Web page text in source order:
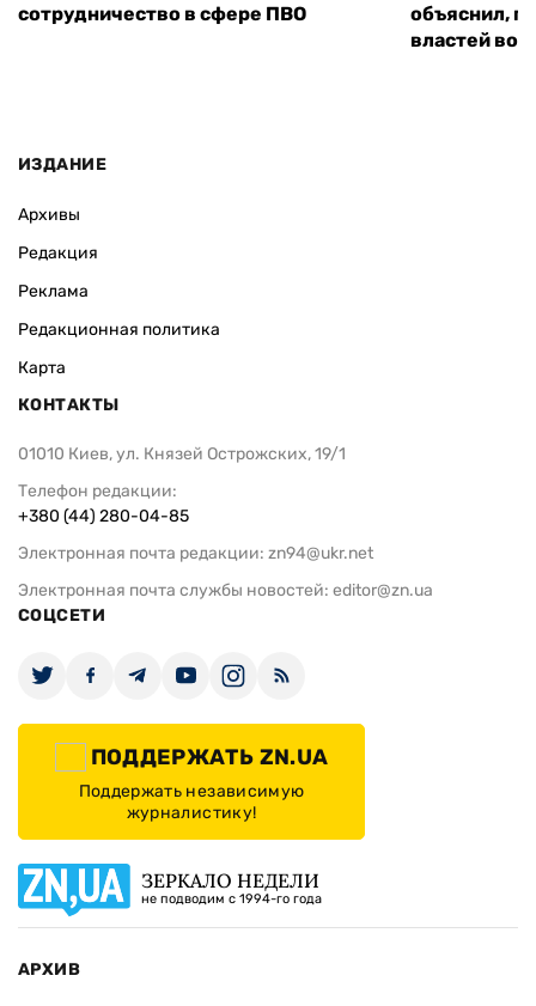
сотрудничество в сфере ПВО
объяснил,
властей
ИЗДАНИЕ
Архивы
Редакция
Реклама
Редакционная политика
Карта
КОНТАКТЫ
01010 Киев, ул. Князей Острожских, 19/1
Телефон редакции:
+380 (44) 280-04-85
Электронная почта редакции: zn94@ukr.net
Электронная почта службы новостей: editor@zn.ua
СОЦСЕТИ
ПОДДЕРЖАТЬ ZN.UA
Поддержать независимую
журналистику!
ЗЕРКАЛО НЕДЕЛИ
не подводим с 1994-го года
АРХИВ